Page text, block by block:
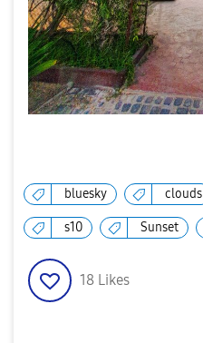
bluesky clouds
s10 Sunset
18 Likes